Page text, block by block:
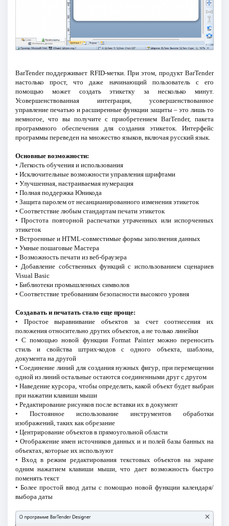
BarTender поддерживает RFID-метки. При этом, продукт BarTender
настолько прост, что даже начинающий пользователь с его
помощью может создать этикетку за несколько минут.
Усовершенствованная интеграция, усовершенствованное
управление печатью и расширенные функции защиты – это лишь то
немногое, что вы получите с приобретением BarTender, пакета
программного обеспечения для создания этикеток. Интерфейс
программы переведен на множество языков, включая русский язык.
Основные возможности:
• Легкость обучения и использования
• Исключительные возможности управления шрифтами
• Улучшенная, настраиваемая нумерация
• Полная поддержка Юникода
• Защита паролем от несанцианированного изменения этикеток
• Соответствие любым стандартам печати этикеток
• Простота повторной распечатки утраченных или испорченных
этикеток
• Встроенные и HTML-совместимые формы заполнения данных
• Умные пошаговые Мастера
• Возможность печати из веб-браузера
• Добавление собственных функций с использованием сценариев
Visual Basic
• Библиотеки промышленных символов
• Соответствие требованиям безопасности высокого уровня
Создавать и печатать стало еще проще:
• Простое выравнивание объектов за счет соотнесения их
положения относительно других объектов, а не только линейки
• С помощью новой функции Format Painter можно переносить
стиль и свойства штрих-кодов с одного объекта, шаблона,
документа на другой
• Соединение линий для создания нужных фигур, при перемещении
одной из линий остальные остаются соединенными друг с другом
• Наведение курсора, чтобы определить, какой объект будет выбран
при нажатии клавиши мыши
• Редактирование рисунков после вставки их в документ
• Постоянное использование инструментов обработки
изображений, таких как обрезание
• Центрирование объектов в прямоугольной области
• Отображение имен источников данных и и полей базы банных на
объектах, которые их используют
• Вход в режим редактирования текстовых объектов на экране
одним нажатием клавиши мыши, что дает возможность быстро
поменять текст
• Более простой ввод даты с помощью новой функции календаря/
выбора даты